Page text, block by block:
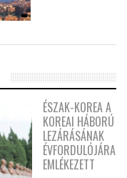
ÉSZAK-KOREA A
KOREAI HÁBORÚ
LEZÁRÁSÁNAK
ÉVFORDULÓJÁRA
EMLÉKEZETT